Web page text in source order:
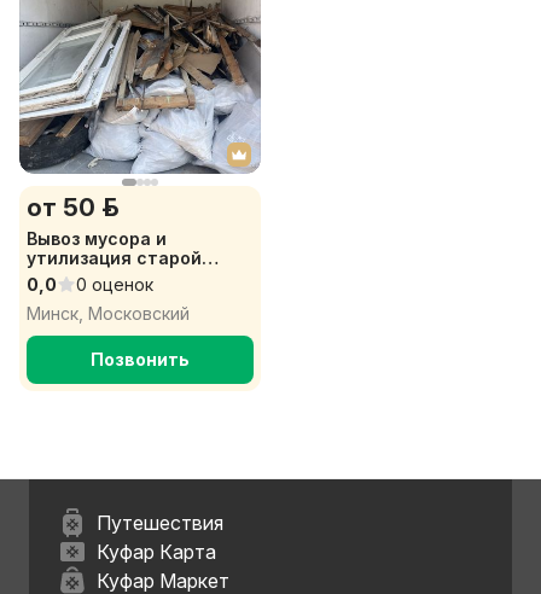
от 50 р.
Вывоз мусора и
утилизация старой
мебели и техники
0,0
0 оценок
Минск, Московский
Позвонить
Путешествия
Куфар Карта
Куфар Маркет